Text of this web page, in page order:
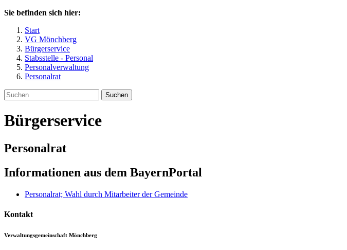
Sie befinden sich hier:
Start
VG Mönchberg
Bürgerservice
Stabsstelle - Personal
Personalverwaltung
Personalrat
Suchen
Bürgerservice
Personalrat
Informationen aus dem BayernPortal
Personalrat; Wahl durch Mitarbeiter der Gemeinde
Kontakt
Verwaltungsgemeinschaft Mönchberg